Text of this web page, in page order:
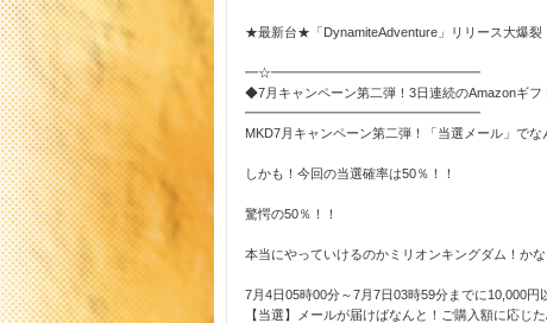
★最新台★「DynamiteAdventure」リリース大爆裂
━☆━━━━━━━━━━━━━━━━
◆7月キャンペーン第二弾！3日連続のAmazonギフ
━━━━━━━━━━━━━━━━━━
MKD7月キャンペーン第二弾！「当選メール」で
しかも！今回の当選確率は50％！！
驚愕の50％！！
本当にやっていけるのかミリオンキングダム！か
7月4日05時00分～7月7日03時59分までに10,000円
【当選】メールが届けばなんと！ご購入額に応じ